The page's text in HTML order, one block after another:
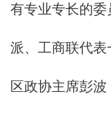
有专业专长的
派、工商联代表
区政协主席彭